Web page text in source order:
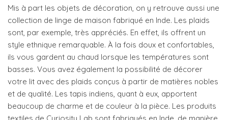
Mis à part les objets de décoration, on y retrouve aussi une
collection de linge de maison fabriqué en Inde. Les plaids
sont, par exemple, très appréciés. En effet, ils offrent un
style ethnique remarquable. À la fois doux et confortables,
ils vous gardent au chaud lorsque les températures sont
basses. Vous avez également la possibilité de décorer
votre lit avec des plaids conçus à partir de matières nobles
et de qualité. Les tapis indiens, quant à eux, apportent
beaucoup de charme et de couleur à la pièce. Les produits
textiles de Curiosity Lab sont fabriqués en Inde, de manière